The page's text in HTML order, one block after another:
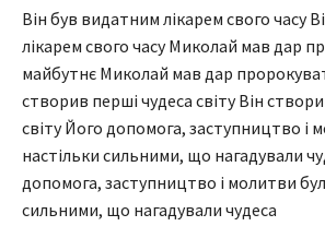
Він був видатним лікарем свого часу
лікарем свого часу Миколай мав дар
майбутнє Миколай мав дар
створив перші чудеса світу Він
світу Його допомога, заступництво і
настільки сильними, що нагадували
допомога, заступництво і молитви
сильними, що нагадували чудеса